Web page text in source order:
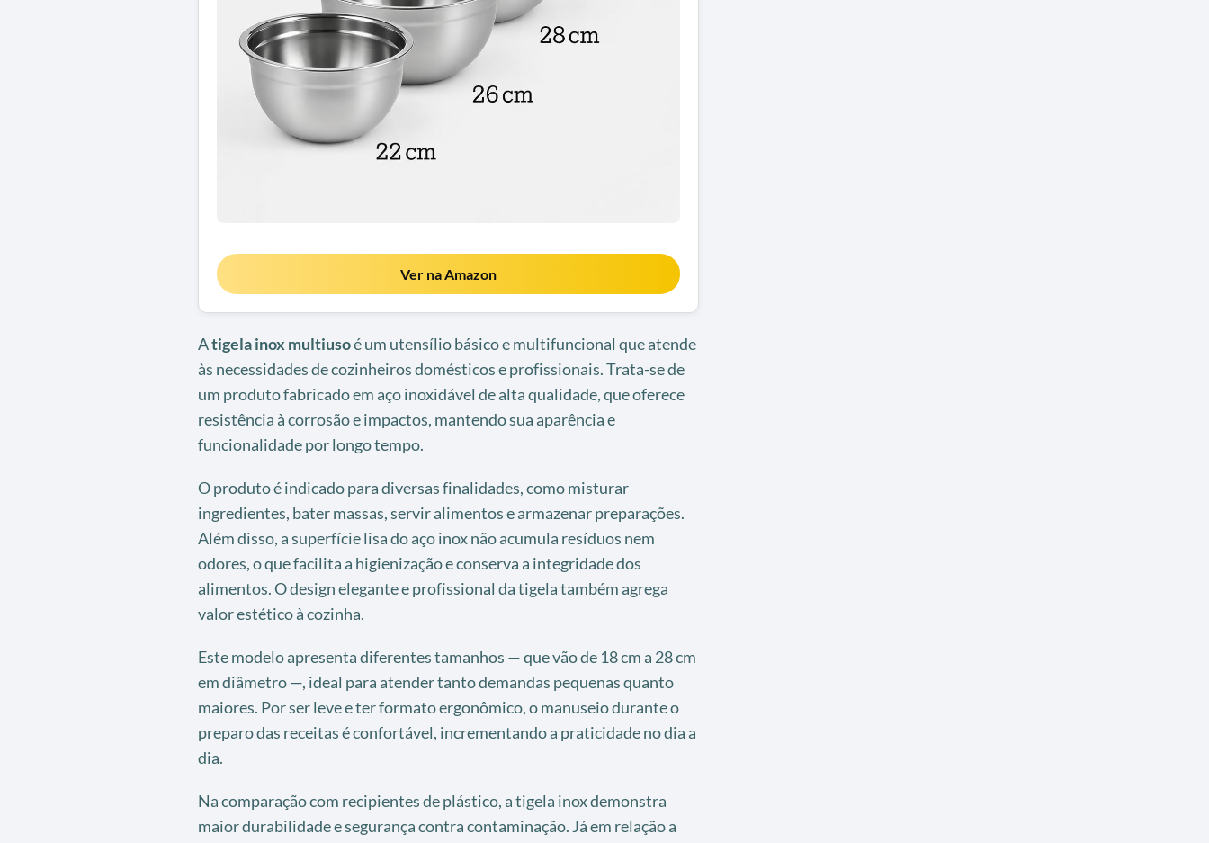
Ver na Amazon
Atigela inox multiusoé um utensílio básico e multifuncional que atende
às necessidades de cozinheiros domésticos e profissionais. Trata-se de
um produto fabricado em aço inoxidável de alta qualidade, que oferece
resistência à corrosão e impactos, mantendo sua aparência e
funcionalidade por longo tempo.
O produto é indicado para diversas finalidades, como misturar
ingredientes, bater massas, servir alimentos e armazenar preparações.
Além disso, a superfície lisa do aço inox não acumula resíduos nem
odores, o que facilita a higienização e conserva a integridade dos
alimentos. O design elegante e profissional da tigela também agrega
valor estético à cozinha.
Este modelo apresenta diferentes tamanhos — que vão de 18 cm a 28 cm
em diâmetro —, ideal para atender tanto demandas pequenas quanto
maiores. Por ser leve e ter formato ergonômico, o manuseio durante o
preparo das receitas é confortável, incrementando a praticidade no dia a
dia.
Na comparação com recipientes de plástico, a tigela inox demonstra
maior durabilidade e segurança contra contaminação. Já em relação a